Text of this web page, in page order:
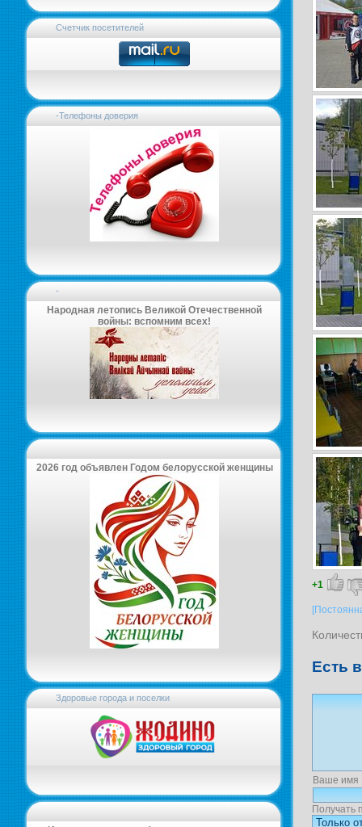
Счетчик посетителей
-Телефоны доверия
-
Народная летопись Великой Отечественной
войны: вспомним всех!
2026 год объявлен Годом белорусской женщины
Здоровые города и поселки
+1
Есть
Ваше имя
Получать